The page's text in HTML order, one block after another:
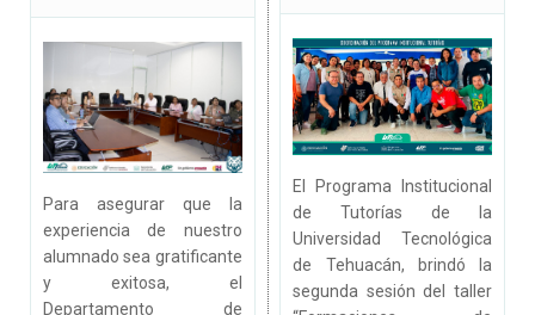
Para asegurar que la
experiencia de nuestro
alumnado sea gratificante
y exitosa, el
Departamento de
El Programa Institucional
de Tutorías de la
Universidad Tecnológica
de Tehuacán, brindó la
segunda sesión del taller